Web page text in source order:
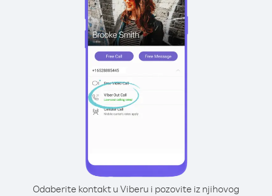
Odaberite kontakt u Viberu i pozovite iz njihovog